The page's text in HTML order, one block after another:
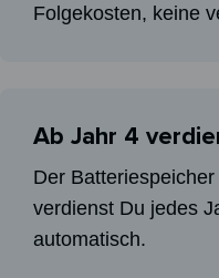
Folgekosten, keine
Ab Jahr 4
Der
verdienst Du jedes
automatisch.